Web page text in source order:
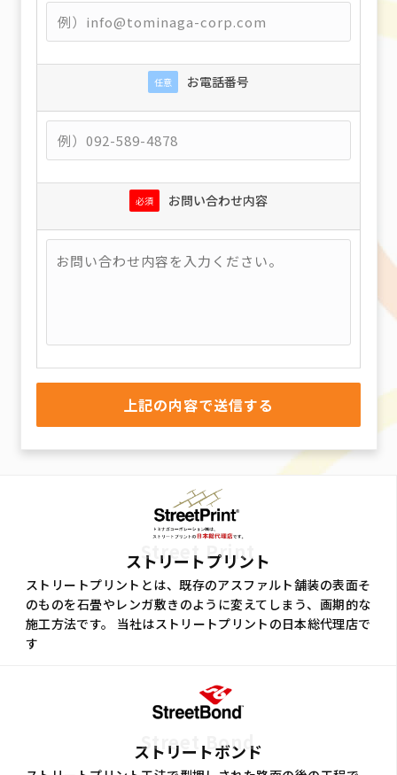
任意 お電話番号
必須 お問い合わせ内容
Street Print
ストリートプリント
ストリートプリントとは、既存のアスファルト舗装の表面そ
のものを石畳やレンガ敷きのように変えてしまう、画期的な
施工方法です。 当社はストリートプリントの日本総代理店で
す
Street Bond
ストリートボンド